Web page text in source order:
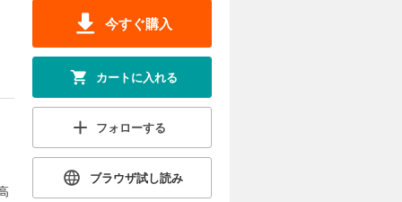
今すぐ購入
カートに入れる
フォローする
ブラウザ試し読み